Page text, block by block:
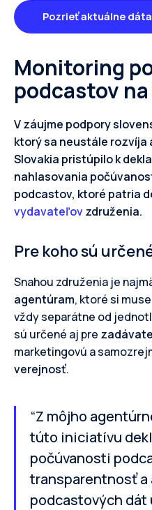
Pozrieť aktuálne dáta
Monitoring
podcastov
V záujme podpory
ktorý sa neustále rozvíja
Slovakia pristúpilo k
nahlasovania
podcastov, ktoré patria
vydavateľov združenia.
Pre koho sú
Snahou združenia je
agentúram, ktoré si
vždy separátne od
sú určené aj pre
marketingovú a
verejnosť.
“Z môjho
túto iniciatívu
počúvanosti
transparentnosť a
podcastových